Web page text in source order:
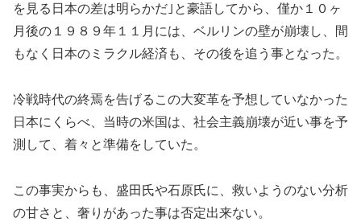
を見る日本の差は明らかだ｣と豪語してから、僅か１０ヶ
月後の１９８９年１１月には、ベルリンの壁が崩壊し、間
もなく日本のミラクル経済も、その後を追う事となった。
冷戦時代の終焉を告げるこの大変革を予想していなかった
日本にくらべ、当時の米国は、社会主義崩壊が近い事を予
測して、着々と準備をしていた。
この事実からも、盛田氏や石原氏に、救いようのない分析
の甘さと、奢りがあった事は否定出来ない。